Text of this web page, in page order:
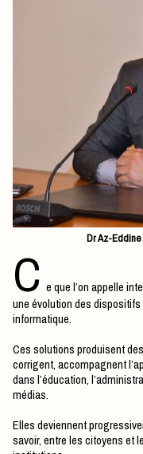
Dr Az-
C e que l’on appelle
une évolution des
informatique.
Ces solutions produisent
corrigent, accompagnent
dans l’éducation,
médias.
Elles deviennent
savoir, entre les citoyens et